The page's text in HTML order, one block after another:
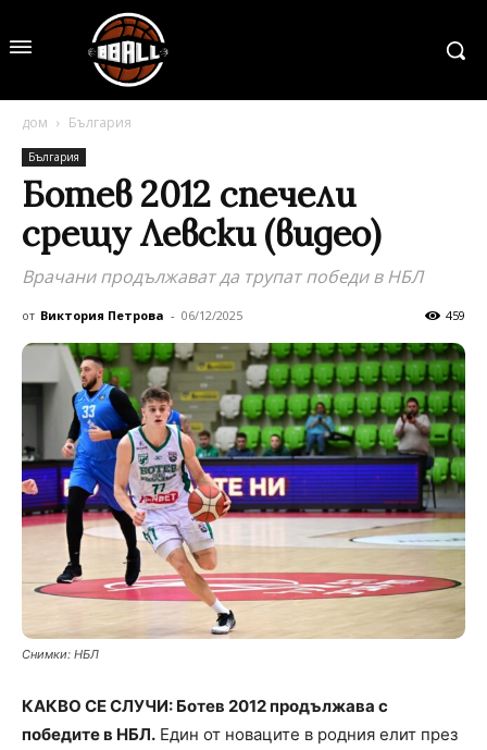
дом България
България
Ботев 2012 спечели
срещу Левски (видео)
Врачани продължават да трупат победи в НБЛ
от Виктория Петрова - 06/12/2025 459
Снимки: НБЛ
КАКВО СЕ СЛУЧИ: Ботев 2012 продължава с
победите в НБЛ. Един от новаците в родния елит през